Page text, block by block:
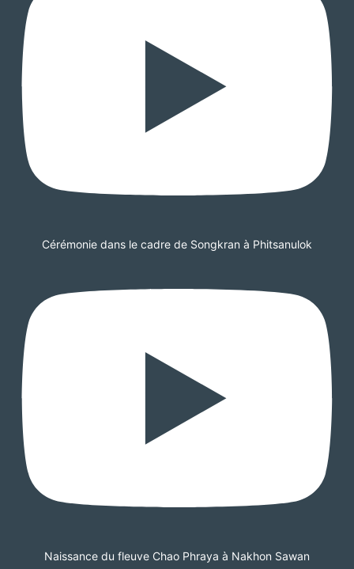
Cérémonie dans le cadre de Songkran à Phitsanulok
Naissance du fleuve Chao Phraya à Nakhon Sawan